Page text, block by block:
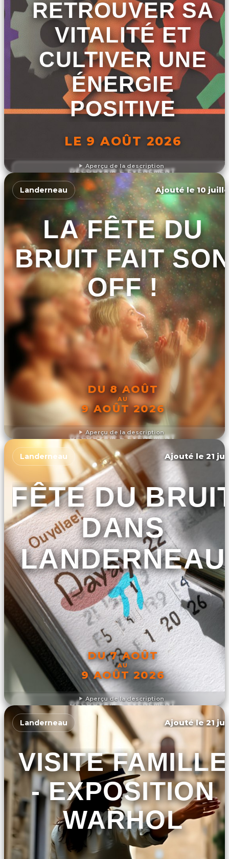
Aperçu de la description
RETROUVER SA
VITALITÉ ET
CULTIVER UNE
ÉNERGIE
POSITIVE
LE 9 AOÛT 2026
DÉCOUVRIR L'ÉVÉNEMENT
Aperçu de la description
Landerneau Ajouté le 10
LA FÊTE DU
BRUIT FAIT
OFF !
DU 8 AOÛT
AU
9 AOÛT 2026
DÉCOUVRIR L'ÉVÉNEMENT
Aperçu de la description
Landerneau Ajouté le 21
FÊTE DU
DANS
LANDERNEAU
DU 7 AOÛT
AU
9 AOÛT 2026
DÉCOUVRIR L'ÉVÉNEMENT
Landerneau Ajouté le 21
VISITE FAMILLE
- EXPOSITION
WARHOL